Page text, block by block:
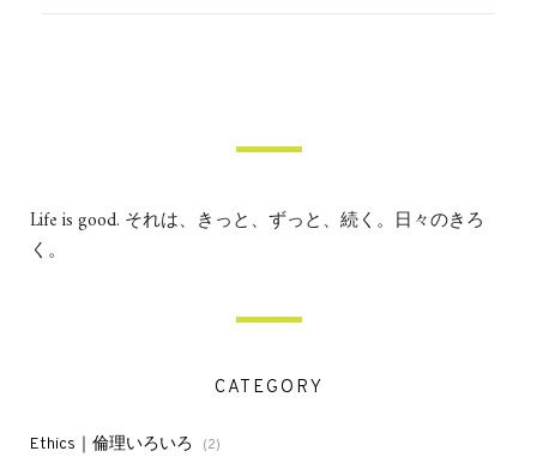
Life is good. それは、きっと、ずっと、続く。日々のきろ
く。
CATEGORY
Ethics｜倫理いろいろ (2)